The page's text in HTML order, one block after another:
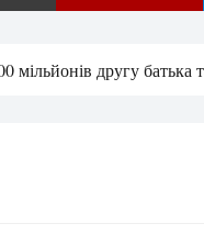
мільйонів другу